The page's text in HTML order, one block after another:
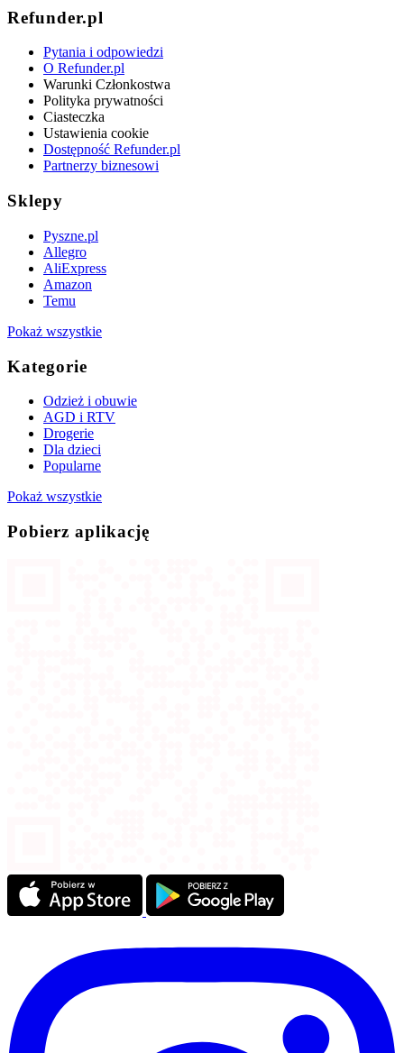
Refunder.pl
Pytania i odpowiedzi
O Refunder.pl
Warunki Członkostwa
Polityka prywatności
Ciasteczka
Ustawienia cookie
Dostępność Refunder.pl
Partnerzy biznesowi
Sklepy
Pyszne.pl
Allegro
AliExpress
Amazon
Temu
Pokaż wszystkie
Kategorie
Odzież i obuwie
AGD i RTV
Drogerie
Dla dzieci
Popularne
Pokaż wszystkie
Pobierz aplikację